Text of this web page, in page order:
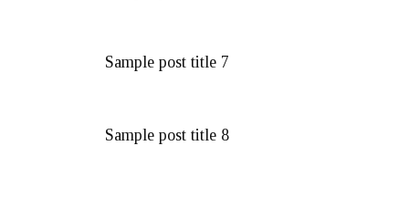
Sample post title 7
Sample post title 8